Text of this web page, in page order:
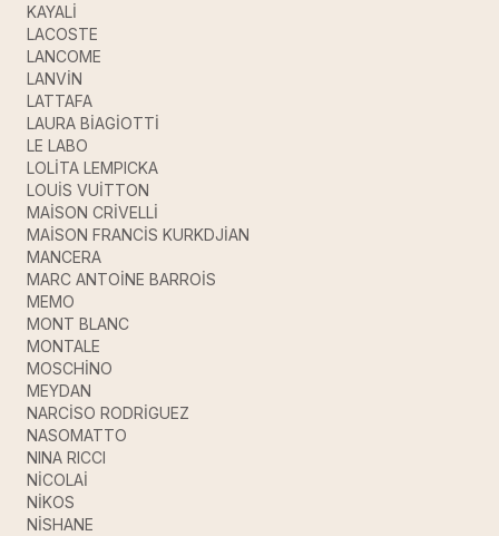
KAYALİ
LACOSTE
LANCOME
LANVİN
LATTAFA
LAURA BİAGİOTTİ
LE LABO
LOLİTA LEMPICKA
LOUİS VUİTTON
MAİSON CRİVELLİ
MAİSON FRANCİS KURKDJİAN
MANCERA
MARC ANTOİNE BARROİS
MEMO
MONT BLANC
MONTALE
MOSCHİNO
MEYDAN
NARCİSO RODRİGUEZ
NASOMATTO
NINA RICCI
NİCOLAİ
NİKOS
NİSHANE